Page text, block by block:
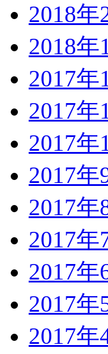
2018年
2018年
2017年
2017年
2017年
2017年
2017年
2017年
2017年
2017年
2017年